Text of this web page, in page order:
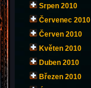
Srpen 2010
Červenec 2010
Červen 2010
Květen 2010
Duben 2010
Březen 2010